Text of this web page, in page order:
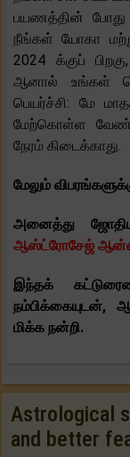
பயணத்தின் போது
நீங்கள் யோகா
2024 க்குப்
ஆனால் உங்கள்
பெயர்ச்சி: மே
மேற்கொள்ள
நேரம் கிடைக்காது.
மேலும்
அனைத்து ஜோதிட
ஆஸ்ட்ரோசேஜ்
இந்தக்
நம்பிக்கையுடன்,
மிக்க நன்றி.
Astrological
and better